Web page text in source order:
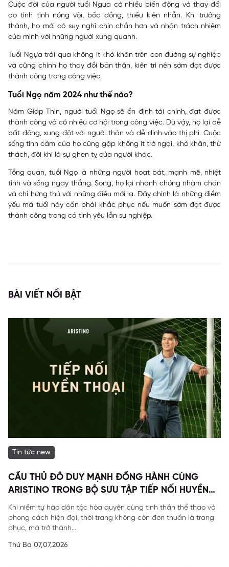
Cuộc đời của người tuổi Ngựa có nhiều biến động và thay đổi
do tính tình nóng vội, bốc đồng, thiếu kiên nhẫn. Khi trưởng
thành, họ mới có suy nghĩ chín chắn hơn và nhận trách nhiệm
của mình với những người xung quanh.
Tuổi Ngựa trải qua không ít khó khăn trên con đường sự nghiệp
và cũng chính họ thay đổi bản thân, kiên trì nên sớm đạt được
thành công trong công việc.
Tuổi Ngọ năm 2024 như thế nào?
Năm Giáp Thìn, người tuổi Ngọ sẽ ổn định tài chính, đạt được
thành công và có nhiều cơ hội trong công việc. Dù vậy, họ lại dễ
bất đồng, xung đột với người thân và dễ dính vào thị phi. Cuộc
sống tình cảm của họ cũng gặp không ít trở ngại, khó khăn, thử
thách, đôi khi là sự ghen tỵ của người khác.
Tổng quan, tuổi Ngọ là những người hoạt bát, mạnh mẽ, nhiệt
tình và sống ngay thẳng. Song, họ lại nhanh chóng nhàm chán
và chỉ hứng thú với những điều mới lạ. Đây chính là những điểm
yếu mà tuổi này cần phải khắc phục nếu muốn sớm đạt được
thành công trong cả tình yêu lẫn sự nghiệp.
BÀI VIẾT NỔI BẬT
Tin tức new
CẦU THỦ ĐỖ DUY MẠNH ĐỒNG HÀNH CÙNG
ARISTINO TRONG BỘ SƯU TẬP TIẾP NỐI HUYỀN
THOẠI
Khi niềm tự hào dân tộc hòa quyện cùng tinh thần thể thao và
phong cách hiện đại, thời trang không còn đơn thuần là trang
phục, mà trở thành...
Thứ Ba 07,07,2026